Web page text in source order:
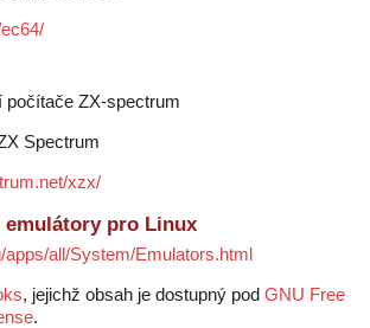
počítače ZX-spectrum
Spectrum
xzx/
emulátory pro Linux
apps/all/System/Emulators.html
, jejichž obsah je dostupný pod GNU Free
.